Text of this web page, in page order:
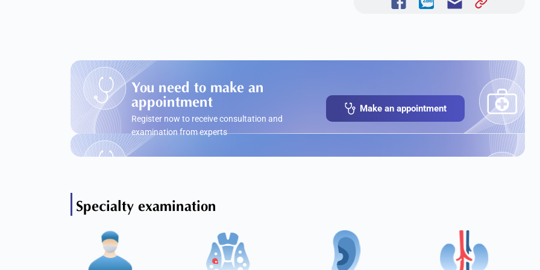
You need to make an
appointment
Register now to receive consultation and
examination from experts
Make an appointment
Specialty examination